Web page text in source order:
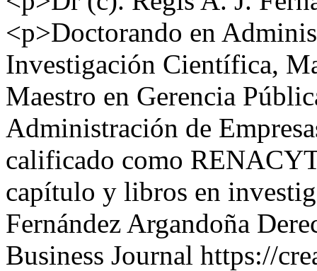
<p>Doctorando en
Investigación Científica,
Maestro en Gerencia
Administración de
calificado como
capítulo y libros en
Fernández Argandoña
Business Journal https://